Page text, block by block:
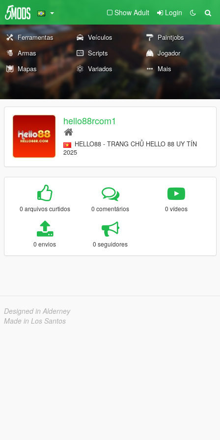
Show Adult Login
Ferramentas Veículos
Paintjobs
Armas
Scripts
Jogador
Mapas
Variados Mais
hello88rcom1
HELLO88 - TRANG CHỦ HELLO 88 UY TÍN
2025
0 arquivos curtidos 0 comentários 0 vídeos
0 envios 0 seguidores
Designed in Alderney
Made in Los Santos